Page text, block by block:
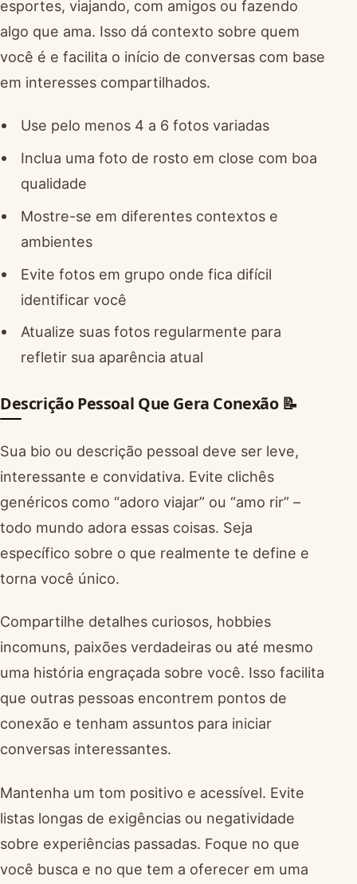
esportes, viajando, com amigos ou fazendo
algo que ama. Isso dá contexto sobre quem
você é e facilita o início de conversas com base
em interesses compartilhados.
Use pelo menos 4 a 6 fotos variadas
Inclua uma foto de rosto em close com boa
qualidade
Mostre-se em diferentes contextos e
ambientes
Evite fotos em grupo onde fica difícil
identificar você
Atualize suas fotos regularmente para
refletir sua aparência atual
Descrição Pessoal Que Gera Conexão 📝
Sua bio ou descrição pessoal deve ser leve,
interessante e convidativa. Evite clichês
genéricos como “adoro viajar” ou “amo rir” –
todo mundo adora essas coisas. Seja
específico sobre o que realmente te define e
torna você único.
Compartilhe detalhes curiosos, hobbies
incomuns, paixões verdadeiras ou até mesmo
uma história engraçada sobre você. Isso facilita
que outras pessoas encontrem pontos de
conexão e tenham assuntos para iniciar
conversas interessantes.
Mantenha um tom positivo e acessível. Evite
listas longas de exigências ou negatividade
sobre experiências passadas. Foque no que
você busca e no que tem a oferecer em uma